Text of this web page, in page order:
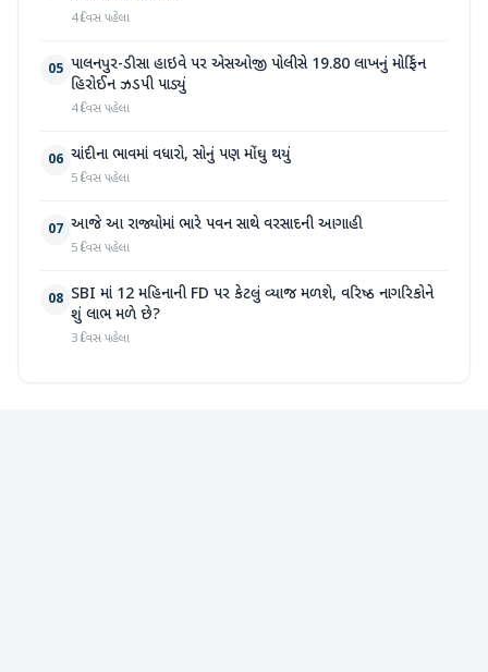
4 દિવસ પહેલા
05 પાલનપુર-ડીસા હાઇવે પર એસઓજી પોલીસે 19.80 લાખનું મોર્ફિન
હિરોઈન ઝડપી પાડ્યું
4 દિવસ પહેલા
06 ચાંદીના ભાવમાં વધારો, સોનું પણ મોંઘુ થયું
5 દિવસ પહેલા
07 આજે આ રાજ્યોમાં ભારે પવન સાથે વરસાદની આગાહી
5 દિવસ પહેલા
08 SBI માં 12 મહિનાની FD પર કેટલું વ્યાજ મળશે, વરિષ્ઠ નાગરિકોને
શું લાભ મળે છે?
3 દિવસ પહેલા